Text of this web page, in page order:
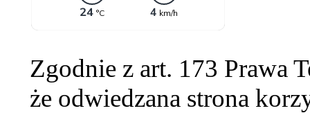
Zgodnie z art. 173 Prawa
że odwiedzana strona